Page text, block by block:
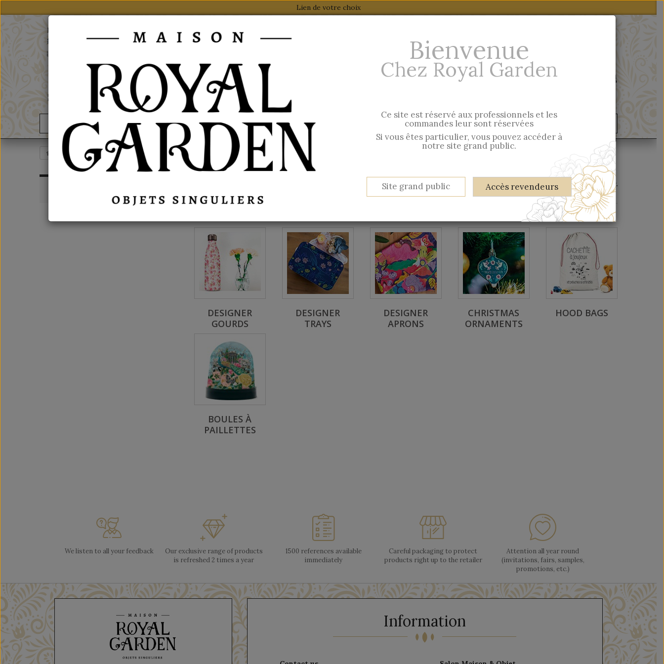
Lien de votre choix
02 43 63 06 06
Contact us
Particulier, vous trouverez nos produits surnotre site
grand public
Good Deals News AW 2026 Hirondelles & Cie
Quick entry
Hirondelles & Cie Living Creators
There are no products in this category.
DESIGNER
GOURDS
DESIGNER
TRAYS
DESIGNER
APRONS
CHRISTMAS
ORNAMENTS
HOOD BAGS
BOULES À
PAILLETTES
We listen to all your feedback
Our exclusive range of products
is refreshed 2 times a year
1500 references available
immediately
Careful packaging to protect
products right up to the retailer
Attention all year round
(invitations, fairs, samples,
promotions, etc.)
Information
Bienvenue
Chez Royal Garden
Ce site est réservé aux professionnels et les
commandes leur sont réservées
Si vous êtes particulier, vous pouvez accéder à
notre site grand public.
Site grand public Accès revendeurs